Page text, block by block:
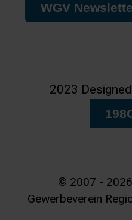
WGV
2023
© 2007 -
Gewerbeverein